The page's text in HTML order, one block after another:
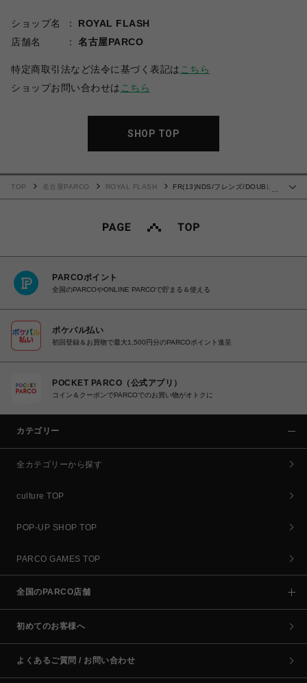
ショップ名
ROYAL FLASH
店舗名
名古屋PARCO
特定商取引法など法令に基づく表記は こちら
ショップお問い合わせは こちら
SHOP TOP
…
TOP 名古屋PARCO ROYAL FLASH
FR(13)NDS/フレンズ/DOUBLE
PARCOポイント
全国のPARCOやONLINE PARCOで貯まる＆使える
ポケパル払い
初回登録＆お買物で最大1,500円分のPARCOポイント進呈
POCKET PARCO（公式アプリ）
コイン＆クーポンでPARCOでのお買い物がオトクに
カテゴリー
全カテゴリーから探す
culture TOP
POP-UP SHOP TOP
PARCO GAMES TOP
全国のPARCO店舗
初めてのお客様へ
よくあるご質問 / お問い合わせ